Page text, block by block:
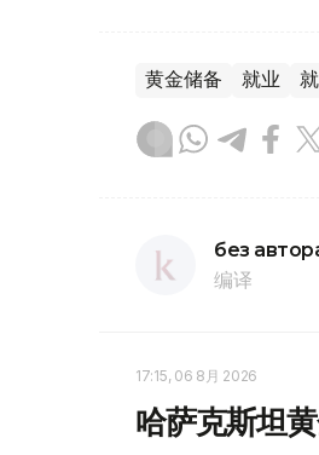
黄金储备 就业
без
编译
17:15, 06 8月 2026
哈萨克斯坦